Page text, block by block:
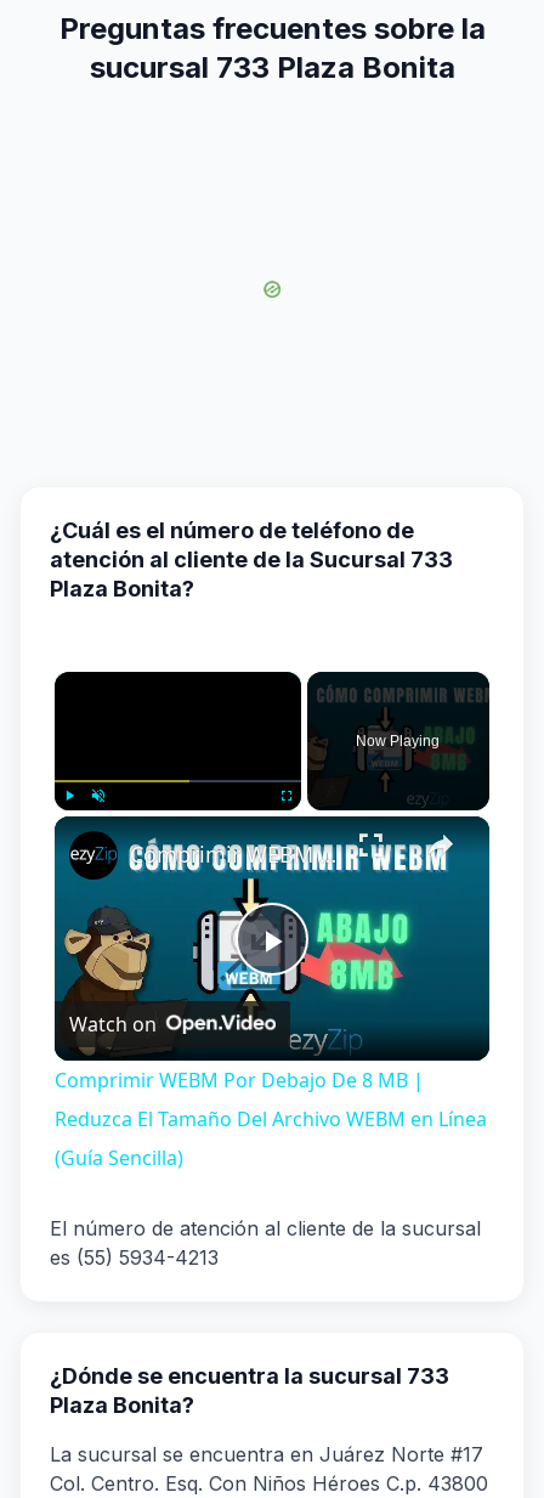
Preguntas frecuentes sobre la
sucursal 733 Plaza Bonita
¿Cuál es el número de teléfono de
atención al cliente de la Sucursal 733
Plaza Bonita?
×
Now Playing
×
Play
Video
Comprimir WEBM Por Debajo De 8 MB | Reduzca El Tamaño Del Archivo WEBM en Línea (Guía Sencilla)
Watch on
Comprimir WEBM Por Debajo De 8 MB |
Reduzca El Tamaño Del Archivo WEBM en Línea
(Guía Sencilla)
El número de atención al cliente de la sucursal
es (55) 5934-4213
¿Dónde se encuentra la sucursal 733
Plaza Bonita?
La sucursal se encuentra en Juárez Norte #17
Col. Centro. Esq. Con Niños Héroes C.p. 43800